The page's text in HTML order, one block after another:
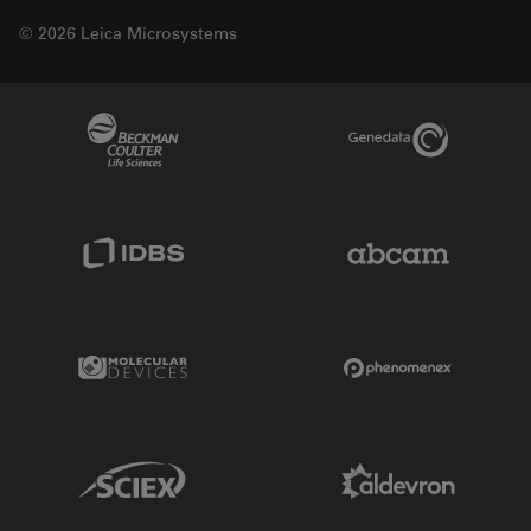
© 2026 Leica Microsystems
Genedata Link
Molecular Devices Link
Sciex Link